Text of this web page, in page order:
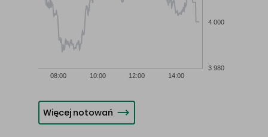
08:00 10:00 12:00 14:00
3 980
4 000
Więcej notowań